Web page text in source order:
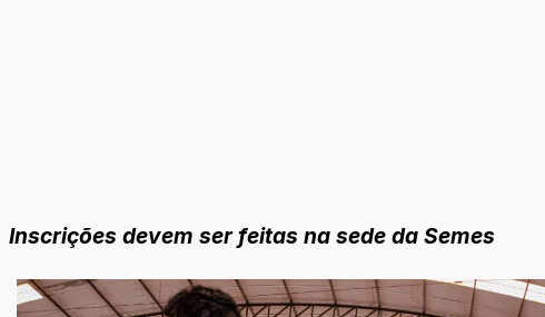
Inscrições devem ser feitas na sede da Semes